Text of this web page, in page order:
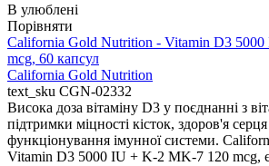
В улюблені
Порівняти
California Gold Nutrition - Vitamin D3
mcg, 60 капсул
California Gold Nutrition
text_sku CGN-02332
Висока доза вітаміну D3 у поєднанні з
підтримки міцності кісток, здоров'я
функціонування імунної системи.
Vitamin D3 5000 IU + K-2 MK-7 120 mcg,